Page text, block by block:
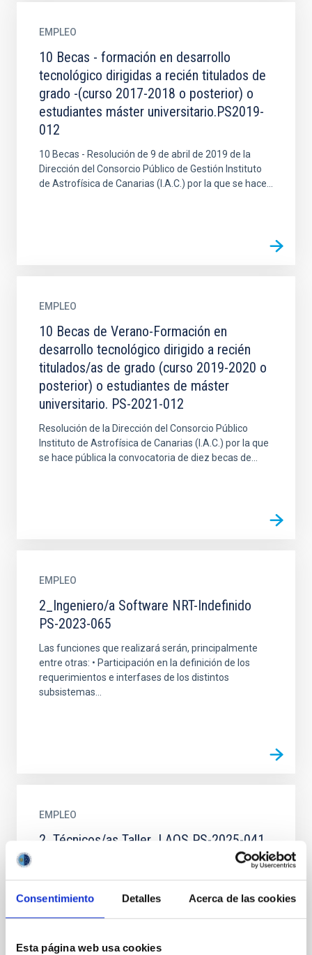
Consentimiento Detalles Acerca de las cookies
Esta página web usa cookies
EMPLEO
10 Becas - formación en desarrollo
tecnológico dirigidas a recién titulados de
grado -(curso 2017-2018 o posterior) o
estudiantes máster universitario.PS2019-
012
10 Becas - Resolución de 9 de abril de 2019 de la
Dirección del Consorcio Público de Gestión Instituto
de Astrofísica de Canarias (I.A.C.) por la que se hace...
EMPLEO
10 Becas de Verano-Formación en
desarrollo tecnológico dirigido a recién
titulados/as de grado (curso 2019-2020 o
posterior) o estudiantes de máster
universitario. PS-2021-012
Resolución de la Dirección del Consorcio Público
Instituto de Astrofísica de Canarias (I.A.C.) por la que
se hace pública la convocatoria de diez becas de...
EMPLEO
2_Ingeniero/a Software NRT-Indefinido
PS-2023-065
Las funciones que realizará serán, principalmente
entre otras: • Participación en la definición de los
requerimientos e interfases de los distintos
subsistemas...
EMPLEO
2_Técnicos/as Taller_LAOS PS-2025-041
Se convoca proceso selectivo para la contratación de
dos Técnicos/as de Taller acogido a Convenio, en la
modalidad de contrato laboral de actividades